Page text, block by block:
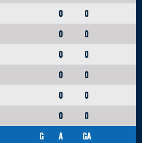
0
0
0
0
0
0
0
0
0
0
0
0
G A
GA